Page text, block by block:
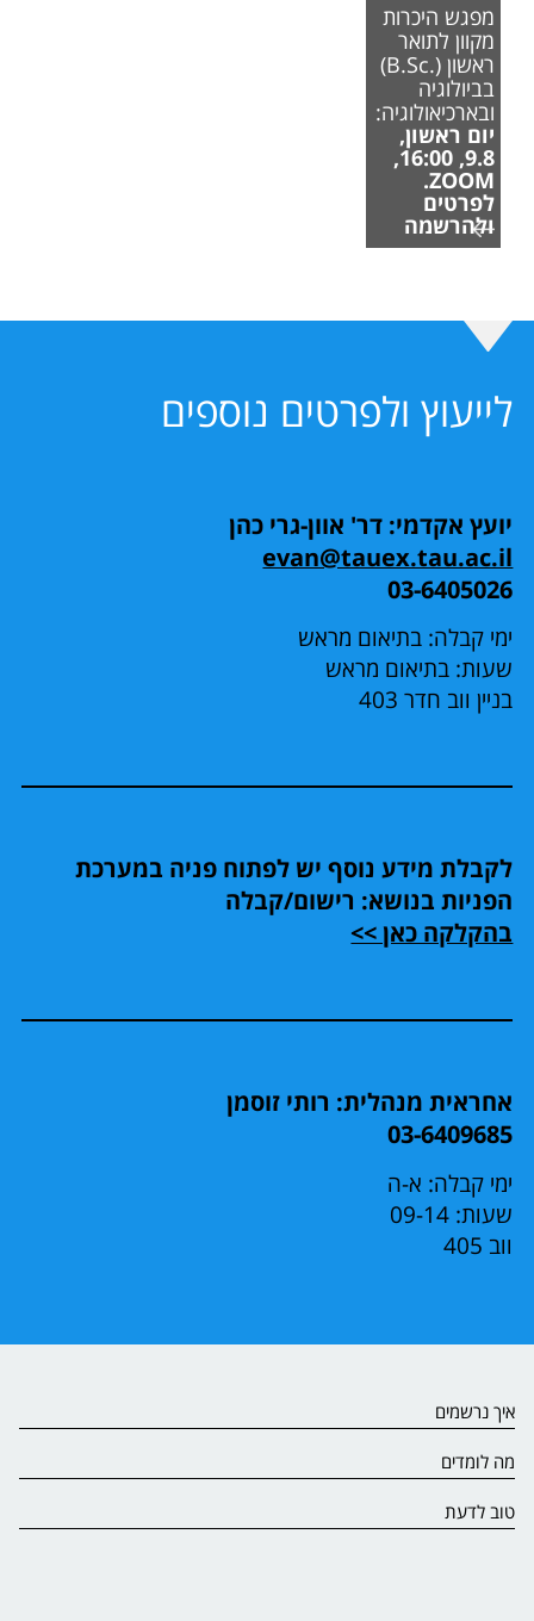
מפגש היכרות
מקוון לתואר
ראשון (.B.Sc)
בביולוגיה
ובארכיאולוגיה:
יום ראשון,
9.8, 16:00,
ZOOM.
לפרטים
ולהרשמה
לייעוץ ולפרטים נוספים
יועץ אקדמי: דר' אוון-גרי כהן
evan@tauex.tau.ac.il
03-6405026
ימי קבלה: בתיאום מראש
שעות: בתיאום מראש
בניין ווב חדר 403
לקבלת מידע נוסף יש לפתוח פניה במערכת
הפניות בנושא: רישום/קבלה
בהקלקה כאן >>
אחראית מנהלית: רותי זוסמן
03-6409685
ימי קבלה: א-ה
שעות: 09-14
ווב 405
איך נרשמים
מה לומדים
טוב לדעת